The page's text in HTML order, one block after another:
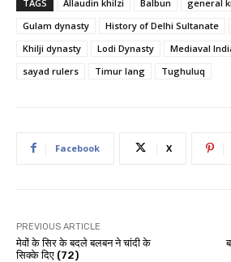
TAGS Allaudin khilzi Balbun
general
Gulam dynasty
History of Delhi Sultanate
Khilji dynasty
Lodi Dynasty Mediaval
sayad rulers
Timur lang Tughuluq
Facebook X
PREVIOUS ARTICLE
मेवों के सिर के बदले बलबन ने चांदी के
सिक्के दिए (72)